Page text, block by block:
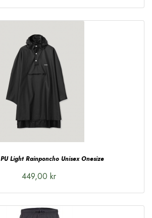
Light Rainponcho Unisex Onesize
449,00 kr